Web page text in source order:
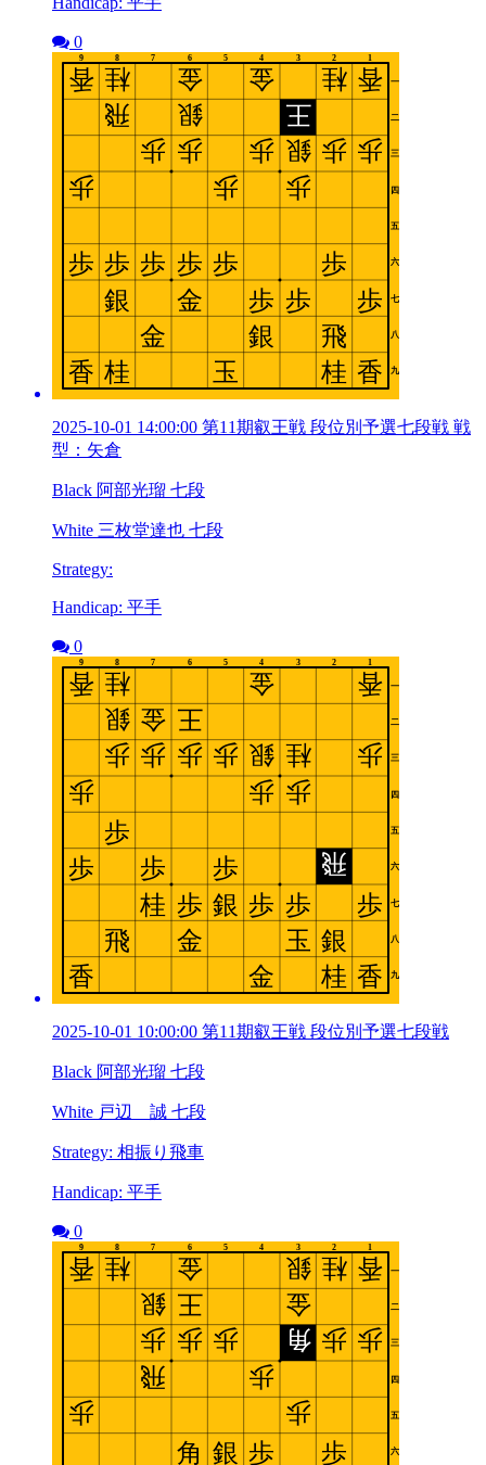
0
2025-10-01 14:00:00 第11期叡王戦 段位別予選七段戦 戦
型：矢倉
Black 阿部光瑠 七段
White 三枚堂達也 七段
Strategy:
Handicap: 平手
0
2025-10-01 10:00:00 第11期叡王戦 段位別予選七段戦
Black 阿部光瑠 七段
White 戸辺 誠 七段
Strategy: 相振り飛車
Handicap: 平手
0